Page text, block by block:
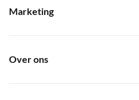
Marketing
Over ons